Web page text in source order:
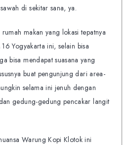
di sekitar sana, ya.
makan yang lokasi tepatnya
Yogyakarta ini, selain bisa
bisa mendapat suasana yang
buat pengunjung dari area-
selama ini jenuh dengan
gedung-gedung pencakar langit
Warung Kopi Klotok ini